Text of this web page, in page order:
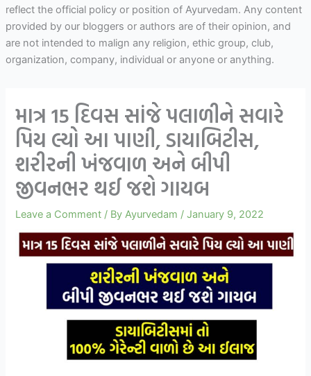
reflect the official policy or position of Ayurvedam. Any content
provided by our bloggers or authors are of their opinion, and
are not intended to malign any religion, ethic group, club,
organization, company, individual or anyone or anything.
માત્ર 15 દિવસ સાંજે પલાળીને સવારે
પિય લ્યો આ પાણી, ડાયાબિટીસ,
શરીરની ખંજવાળ અને બીપી
જીવનભર થઈ જશે ગાયબ
Leave a Comment / By Ayurvedam /January 9, 2022